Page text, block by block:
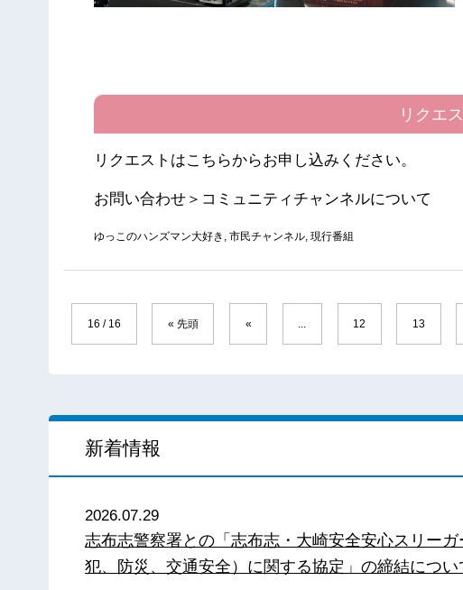
リクエ
リクエストはこちらからお申し込みください。
お問い合わせ＞コミュニティチャンネルについて
ゆっこのハンズマン大好き ,市民チャンネル,現行番組
16 / 16 « 先頭 « ... 12 13
新着情報
2026.07.29
志布志警察署との「志布志・大崎安全安心スリー
犯、防災、交通安全）に関する協定」の締結につい